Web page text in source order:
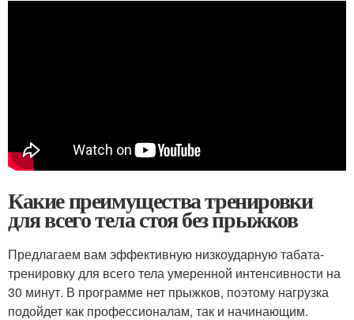
Какие преимущества тренировки
для всего тела стоя без прыжков
Предлагаем вам эффективную низкоударную табата-
тренировку для всего тела умеренной интенсивности на
30 минут. В программе нет прыжков, поэтому нагрузка
подойдет как профессионалам, так и начинающим.